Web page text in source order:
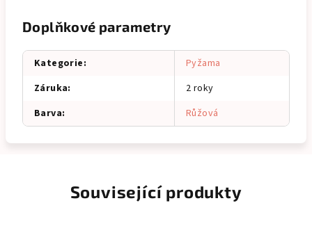
Doplňkové parametry
Kategorie:
Pyžama
Záruka:
2 roky
Barva: Růžová
Související produkty